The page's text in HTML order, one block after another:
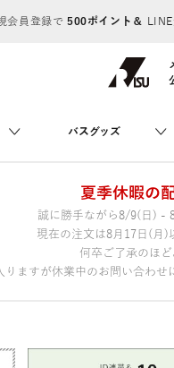
会員登録で500ポイント＆
バスグッズ
夏季休暇の
誠に勝手ながら8/9(日) -
現在の注文は8月17日(月)
何卒ご了承のほど
ますが休業中のお問い合わせ